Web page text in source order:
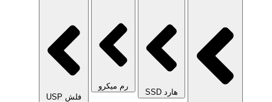
هارد SSD
رم میکرو
فلش USP